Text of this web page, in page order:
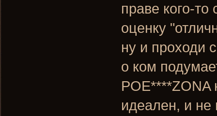
праве кого-то
оценку
ну и проходи
о ком
POE****ZONA
идеален, и не